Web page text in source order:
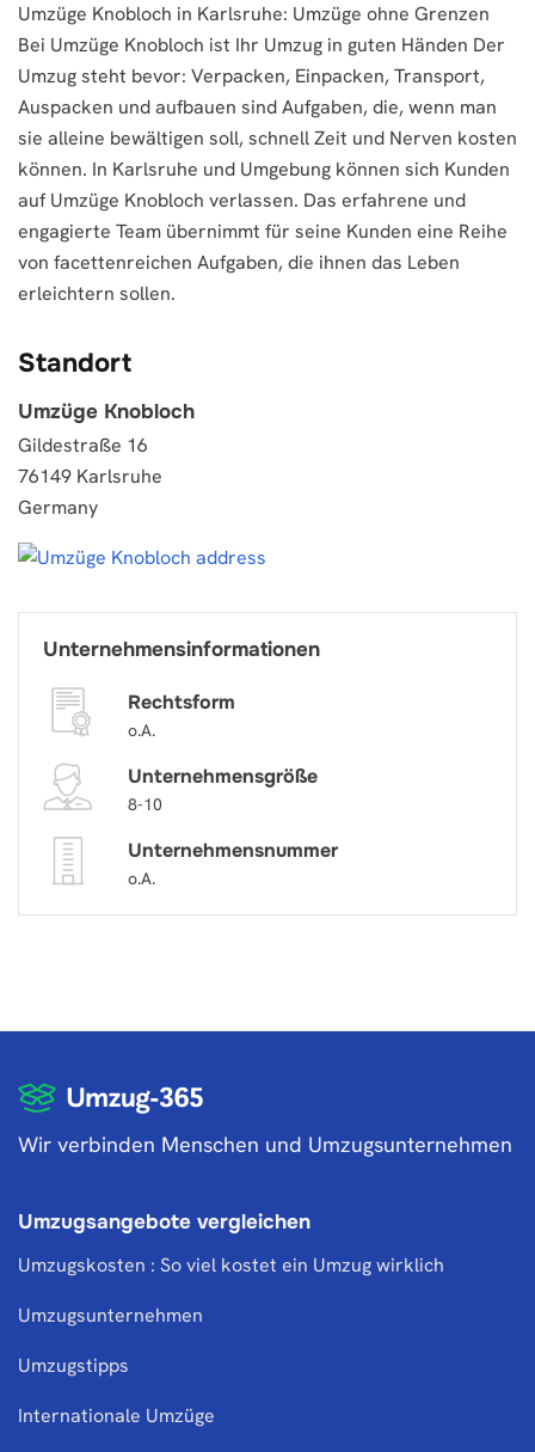
Umzüge Knobloch in Karlsruhe: Umzüge ohne Grenzen
Bei Umzüge Knobloch ist Ihr Umzug in guten Händen Der
Umzug steht bevor: Verpacken, Einpacken, Transport,
Auspacken und aufbauen sind Aufgaben, die, wenn man
sie alleine bewältigen soll, schnell Zeit und Nerven kosten
können. In Karlsruhe und Umgebung können sich Kunden
auf Umzüge Knobloch verlassen. Das erfahrene und
engagierte Team übernimmt für seine Kunden eine Reihe
von facettenreichen Aufgaben, die ihnen das Leben
erleichtern sollen.
Standort
Umzüge Knobloch
Gildestraße 16
76149 Karlsruhe
Germany
Unternehmensinformationen
Rechtsform
o.A.
Unternehmensgröße
8-10
Unternehmensnummer
o.A.
Wir verbinden Menschen und Umzugsunternehmen
Umzugsangebote vergleichen
Umzugskosten : So viel kostet ein Umzug wirklich
Umzugsunternehmen
Umzugstipps
Internationale Umzüge